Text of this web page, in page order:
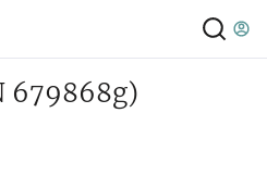
679868g)